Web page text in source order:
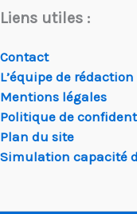
Liens utiles :
Contact
L’équipe de rédaction
Mentions légales
Politique de
Plan du site
Simulation capacité